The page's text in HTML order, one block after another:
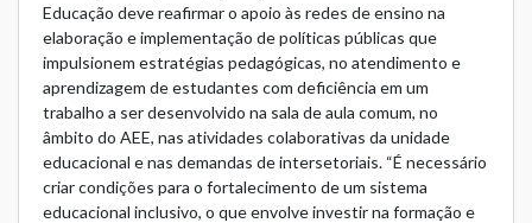
Educação deve reafirmar o apoio às redes de ensino na
elaboração e implementação de políticas públicas que
impulsionem estratégias pedagógicas, no atendimento e
aprendizagem de estudantes com deficiência em um
trabalho a ser desenvolvido na sala de aula comum, no
âmbito do AEE, nas atividades colaborativas da unidade
educacional e nas demandas de intersetoriais. “É necessário
criar condições para o fortalecimento de um sistema
educacional inclusivo, o que envolve investir na formação e